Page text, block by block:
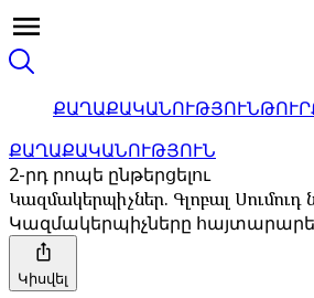
ՔԱՂԱՔԱԿԱՆՈՒԹՅՈՒՆ
ՔԱՂԱՔԱԿԱՆՈՒԹՅՈՒՆ
2-րդ րոպե ընթերցելու
Կազմակերպիչներ. Գլոբալ
Կազմակերպիչները հայտարարել
Կիսվել